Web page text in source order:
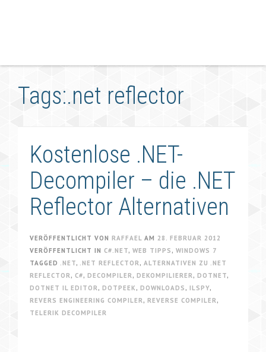
Tags:.net reflector
Kostenlose .NET-
Decompiler – die .NET
Reflector Alternativen
VERÖFFENTLICHT VON RAFFAEL AM 28. FEBRUAR 2012
VERÖFFENTLICHT IN C#.NET, WEB TIPPS , WINDOWS 7
TAGGED .NET, .NET REFLECTOR, ALTERNATIVEN ZU .NET
REFLECTOR, C#, DECOMPILER, DEKOMPILIERER, DOTNET,
DOTNET IL EDITOR, DOTPEEK, DOWNLOADS , ILSPY,
REVERS ENGINEERING COMPILER, REVERSE COMPILER,
TELERIK DECOMPILER